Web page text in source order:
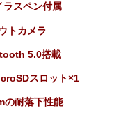
ラスペン付属
トカメラ
5.0搭載
スロット×1
の耐落下性能